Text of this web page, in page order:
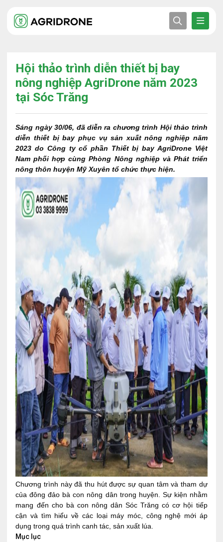
Hội thảo trình diễn thiết bị bay
nông nghiệp AgriDrone năm 2023
tại Sóc Trăng
Sáng ngày 30/06, đã diễn ra chương trình Hội thảo trình
diễn thiết bị bay phục vụ sản xuất nông nghiệp năm
2023 do Công ty cổ phần Thiết bị bay AgriDrone Việt
Nam phối hợp cùng Phòng Nông nghiệp và Phát triển
nông thôn huyện Mỹ Xuyên tổ chức thực hiện.
Chương trình này đã thu hút được sự quan tâm và tham dự
của đông đảo bà con nông dân trong huyện. Sự kiện nhằm
mang đến cho bà con nông dân Sóc Trăng có cơ hội tiếp
cận và tìm hiểu về các loại máy móc, công nghệ mới áp
dụng trong quá trình canh tác, sản xuất lúa.
Mục lục